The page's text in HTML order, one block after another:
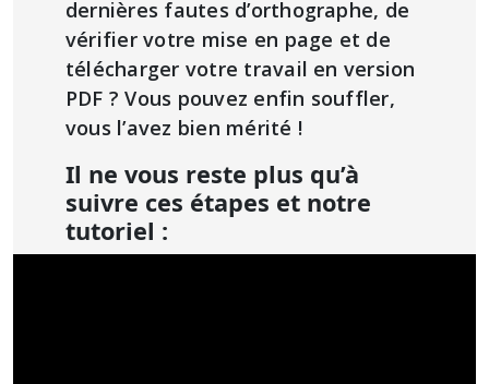
dernières fautes d’orthographe, de
vérifier votre mise en page et de
télécharger votre travail en version
PDF ? Vous pouvez enfin souffler,
vous l’avez bien mérité !
Il ne vous reste plus qu’à
suivre ces étapes et notre
tutoriel :